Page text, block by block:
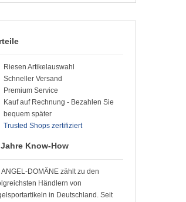
Riesen Artikelauswahl
Schneller Versand
Premium Service
Kauf auf Rechnung - Bezahlen Sie
bequem später
Trusted Shops zertifiziert
Know-How
ANGEL-DOMÄNE zählt zu den
Händlern von
in Deutschland. Seit